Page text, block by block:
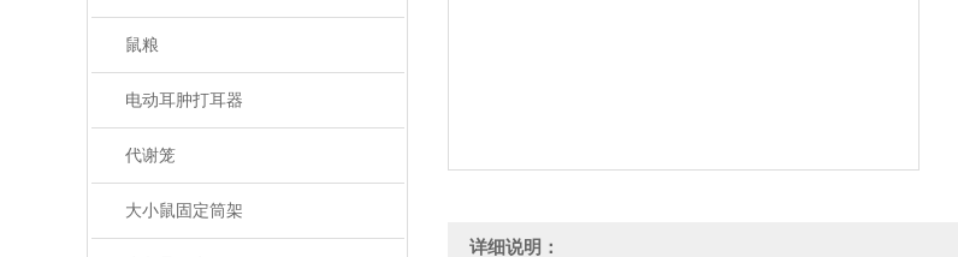
鼠粮
电动耳肿打耳器
代谢笼
大小鼠固定筒架
详细说明：